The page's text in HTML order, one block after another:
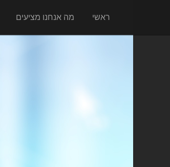
ראשי מה אנחנו מציעים